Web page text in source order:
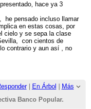
hace ya 3
he pensado incluso llamar
en estas cosas, por
cielo y se sepa la clase
con cientos de
contrario y aun así , no
| En Árbol
Más
Banco Popular.